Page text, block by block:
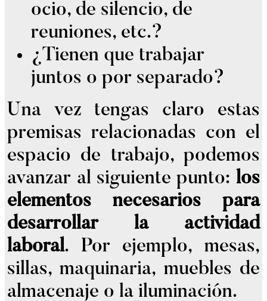
ocio, de silencio, de
reuniones, etc.?
¿Tienen que trabajar
juntos o por separado?
Una vez tengas claro estas
premisas relacionadas con el
espacio de trabajo, podemos
avanzar al siguiente punto: los
elementos necesarios para
desarrollar la actividad
laboral. Por ejemplo, mesas,
sillas, maquinaria, muebles de
almacenaje o la iluminación.